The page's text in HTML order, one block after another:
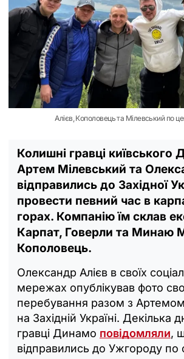
Алієв, Кополовець та Мілевський по
Колишні гравці київського
Артем Мілевський та
відправились до Західної
провести певний час в
горах. Компанію їм склав
Карпат, Говерли та Минаю
Кополовець.
Олександр Алієв в своїх
мережах опублікував фото
перебування разом з
на Західній Україні. Декілька
гравці Динамо повідомляли,
відправились до Ужгороду по